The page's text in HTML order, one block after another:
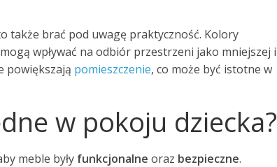
także brać pod uwagę praktyczność. Kolory
wpływać na odbiór przestrzeni jako mniejszej i
powiększają pomieszczenie, co może być istotne w
w pokoju dziecka?
meble były funkcjonalne oraz bezpieczne.